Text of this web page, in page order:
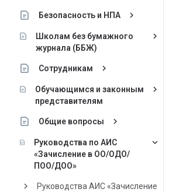
Безопасность и НПА keyboard_arrow_right
Школам без бумажного
журнала (ББЖ)
keyboard_arrow_right
Сотрудникам keyboard_arrow_right
Обучающимся и законным
представителям
keyboard_arrow_right
Общие вопросы keyboard_arrow_right
Руководства по АИС
«Зачисление в ОО/ОДО/
ПОО/ДОО»
keyboard_arrow_down
keyboard_arrow_right
Руководства АИС «Зачисление